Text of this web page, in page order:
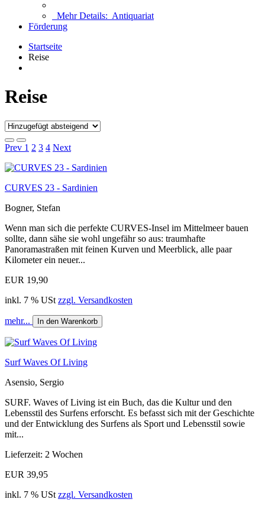
Mehr Details: Antiquariat
Förderung
Startseite
Reise
Reise
Prev 1 2 3 4 Next
CURVES 23 - Sardinien
Bogner, Stefan
Wenn man sich die perfekte CURVES-Insel im Mittelmeer bauen
sollte, dann sähe sie wohl ungefähr so aus: traumhafte
Panoramastraßen mit feinen Kurven und Meerblick, alle paar
Kilometer ein neuer...
EUR 19,90
inkl. 7 % USt zzgl. Versandkosten
mehr... In den Warenkorb
Surf Waves Of Living
Asensio, Sergio
SURF. Waves of Living ist ein Buch, das die Kultur und den
Lebensstil des Surfens erforscht. Es befasst sich mit der Geschichte
und der Entwicklung des Surfens als Sport und Lebensstil sowie
mit...
Lieferzeit: 2 Wochen
EUR 39,95
inkl. 7 % USt zzgl. Versandkosten